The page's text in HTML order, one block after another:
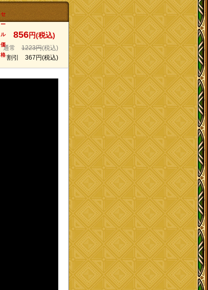
セ
ー
ル
価
格
856円(税込)
通常 1223円(税込)
割引 367円(税込)